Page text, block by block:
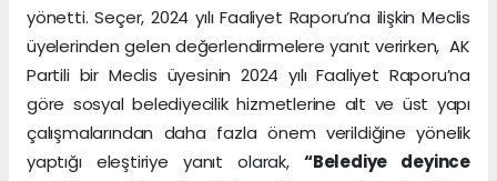
yönetti. Seçer, 2024 yılı Faaliyet Raporu’na ilişkin Meclis
üyelerinden gelen değerlendirmelere yanıt verirken, AK
Partili bir Meclis üyesinin 2024 yılı Faaliyet Raporu’na
göre sosyal belediyecilik hizmetlerine alt ve üst yapı
çalışmalarından daha fazla önem verildiğine yönelik
yaptığı eleştiriye yanıt olarak, “Belediye deyince